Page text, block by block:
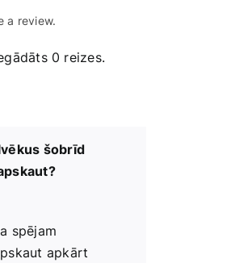
atpūta
a review.
0 reizes.
šobrīd
spējam
apkārt